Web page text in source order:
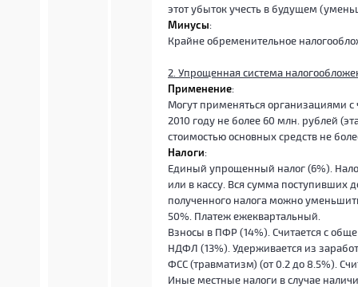
этот убыток учесть в будущем
Минусы:
Крайне обременительное
2. Упрощенная система
Применение:
Могут применяться организациями с
2010 году не более 60 млн. рублей
стоимостью основных средств не
Налоги:
Единый упрощенный налог (6%).
или в кассу. Вся сумма поступивших
полученного налога можно
50%. Платеж ежеквартальный.
Взносы в ПФР (14%). Считается с
НДФЛ (13%). Удерживается из
ФСС (травматизм) (от 0.2 до 8.5%).
Иные местные налоги в случае